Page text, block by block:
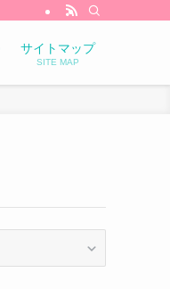
サイトマップ
SITE MAP